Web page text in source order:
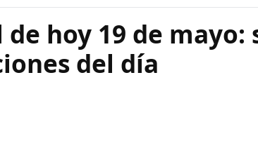
hoy 19 de mayo:
del día